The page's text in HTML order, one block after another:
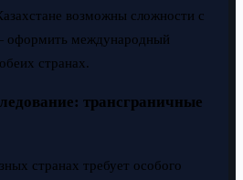
возможны сложности с
оформить международный
странах.
трансграничные
странах требует особого